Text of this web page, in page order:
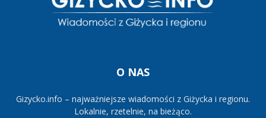
O NAS
Gizycko.info – najważniejsze wiadomości z Giżycka i regionu.
Lokalnie, rzetelnie, na bieżąco.